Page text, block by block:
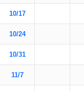
10/17
10/24
10/31
11/7